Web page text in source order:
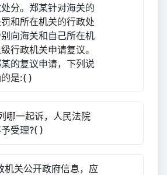
分。郑某针对海关的
和所在机关的行政处
向海关和自己所在机
行政机关申请复议。
的复议申请，下列说
是:( )
哪一起诉，人民法院
受理?( )
机关公开政府信息，应